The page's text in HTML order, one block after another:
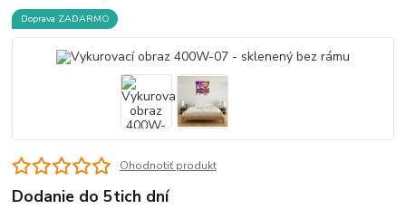
Doprava ZADARMO
Ohodnotiť produkt
Dodanie do 5tich dní